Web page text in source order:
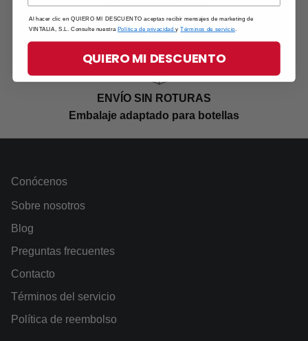
Añade tu dedicatoria
ENVÍO SIN ROTURAS
Embalaje adaptado para botellas
Conócenos
Sobre nosotros
Blog
Preguntas frecuentes
Contacto
Términos del servicio
Política de reembolso
Al hacer clic en QUIERO MI DESCUENTO aceptas recibir mensajes de marketing de
VINTALIA, S.L. Consulte nuestra Política de privacidadyTérminos de servicio
QUIERO MI DESCUENTO